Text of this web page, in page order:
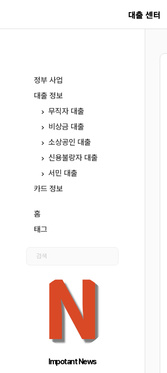
정부 사업
대출 정보
무직자 대출
비상금 대출
소상공인 대출
신용불랑자 대출
서민 대출
카드 정보
홈
태그
Impotant News